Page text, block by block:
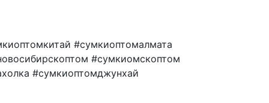
#сумкиоптомалмата
#сумкиомскоптом
#сумкиоптомджунхай